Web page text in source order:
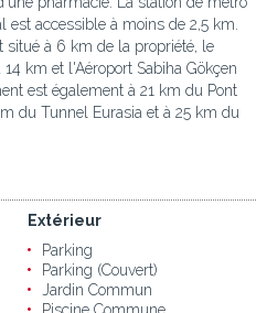
accessible à moins de 2,5 km.
situé à 6 km de la propriété, le
km et l'Aéroport Sabiha Gökçen
est également à 21 km du Pont
du Tunnel Eurasia et à 25 km du
Extérieur
Parking
Parking (Couvert)
Jardin Commun
Piscine Commune